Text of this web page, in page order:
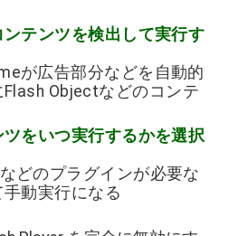
テンツを検出して実行す
が広告部分などを自動的
Objectなどのコンテ
をいつ実行するかを選択
どのプラグインが必要な
動実行になる